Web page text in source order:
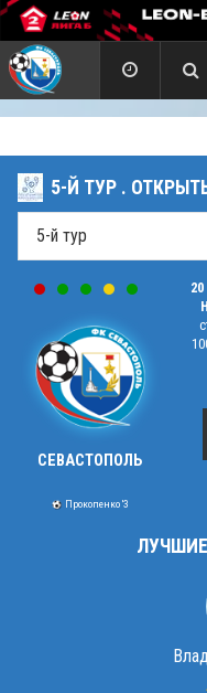
5-Й ТУР .
СЕВАСТОПОЛЬ
Прокопенко '3